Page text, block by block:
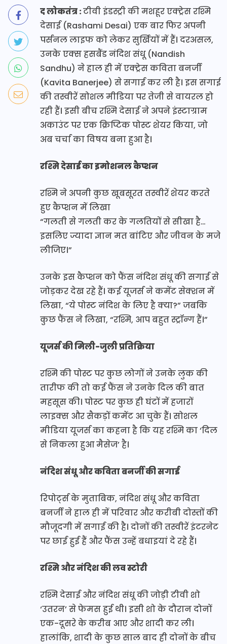
द लोकतंत्र :टीवी इंडस्ट्री की मशहूर एक्ट्रेस रश्मि
देसाई (Rashami Desai) एक बार फिर अपनी
पर्सनल लाइफ को लेकर सुर्खियों में हैं। दरअसल,
उनके एक्स हसबैंड नंदिश संधू (Nandish
Sandhu) ने हाल ही में एक्ट्रेस कविता बनर्जी
(Kavita Banerjee) से सगाई कर ली है। इस सगाई
की तस्वीरें सोशल मीडिया पर तेजी से वायरल हो
रही हैं। इसी बीच रश्मि देसाई ने अपने इंस्टाग्राम
अकाउंट पर एक क्रिप्टिक पोस्ट शेयर किया, जो
अब चर्चा का विषय बना हुआ है।
रश्मि देसाई का इमोशनल कैप्शन
रश्मि ने अपनी कुछ खूबसूरत तस्वीरें शेयर करते
हुए कैप्शन में लिखा
“गलती से गलती कर के गलतियों से सीखा है…
इसलिए ज्यादा ज्ञान मत बांटिए और जीवन के मजे
लीजिए।”
उनके इस कैप्शन को फैंस नंदिश संधू की सगाई से
जोड़कर देख रहे हैं। कई यूजर्स ने कमेंट सेक्शन में
लिखा, “ये पोस्ट नंदिश के लिए है क्या?” जबकि
कुछ फैंस ने लिखा, “रश्मि, आप बहुत स्ट्रॉन्ग हैं।”
यूजर्स की मिली-जुली प्रतिक्रिया
रश्मि की पोस्ट पर कुछ लोगों ने उनके लुक की
तारीफ की तो कई फैंस ने उनके दिल की बात
महसूस की। पोस्ट पर कुछ ही घंटों में हजारों
लाइक्स और सैकड़ों कमेंट आ चुके हैं। सोशल
मीडिया यूजर्स का कहना है कि यह रश्मि का ‘दिल
से निकला हुआ मैसेज’ है।
नंदिश संधू और कविता बनर्जी की सगाई
रिपोर्ट्स के मुताबिक, नंदिश संधू और कविता
बनर्जी ने हाल ही में परिवार और करीबी दोस्तों की
मौजूदगी में सगाई की है। दोनों की तस्वीरें इंटरनेट
पर छाई हुई हैं और फैंस उन्हें बधाइयां दे रहे हैं।
रश्मि और नंदिश की लव स्टोरी
रश्मि देसाई और नंदिश संधू की जोड़ी टीवी शो
‘उतरन’ से फेमस हुई थी। इसी शो के दौरान दोनों
एक-दूसरे के करीब आए और शादी कर ली।
हालांकि, शादी के कुछ साल बाद ही दोनों के बीच